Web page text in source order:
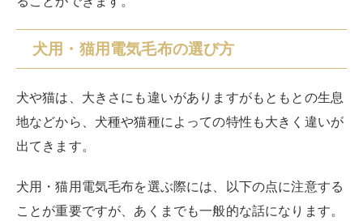
犬用・猫用電気毛布の選び方
犬や猫は、大きさにも違いがありますがもともとの生息
地などから、犬種や猫種によっての特性も大きく違いが
出てきます。
犬用・猫用電気毛布を選ぶ際には、以下の点に注意する
ことが重要ですが、あくまでも一般的な話になります。